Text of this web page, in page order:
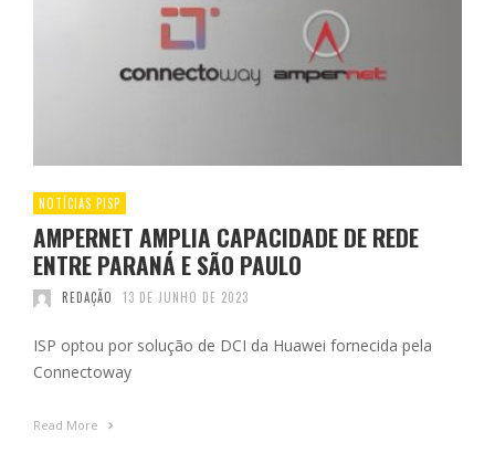
NOTÍCIAS PISP
AMPERNET AMPLIA CAPACIDADE DE REDE
ENTRE PARANÁ E SÃO PAULO
REDAÇÃO 13 DE JUNHO DE 2023
ISP optou por solução de DCI da Huawei fornecida pela
Connectoway
Read More